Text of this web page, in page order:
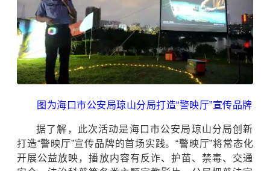
图为海口市公安局琼山分局打造“警映厅”宣传品牌
据了解，此次活动是海口市公安局琼山分局创新
打造“警映厅”宣传品牌的首场实践。“警映厅”将常态化
开展公益放映，播放内容有反诈、护苗、禁毒、交通